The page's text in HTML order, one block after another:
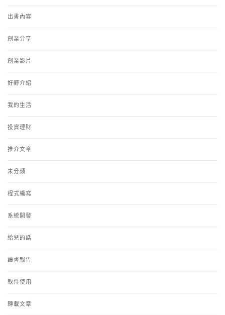
出書內容
創業分享
創業影片
好野介紹
我的生活
投資理財
推介文章
未分類
程式編寫
系統開發
給兒的話
讀書報告
軟件使用
轉載文章